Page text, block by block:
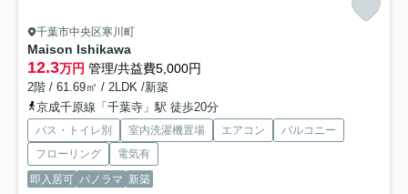
千葉市中央区寒川町
Maison Ishikawa
12.3万円 管理/共益費5,000円
2階 / 61.69㎡ / 2LDK /新築
京成千原線「千葉寺」駅 徒歩20分
バス・トイレ別 室内洗濯機置場 エアコン
バルコニー
フローリング
電気有
即入居可 パノラマ 新築